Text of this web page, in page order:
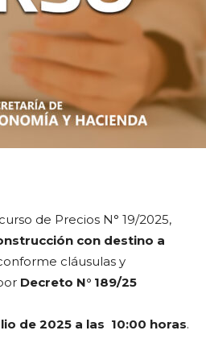
de Precios N° 19/2025,
con destino a
cláusulas y
Decreto N° 189/25
de 2025 a las 10:00 horas.